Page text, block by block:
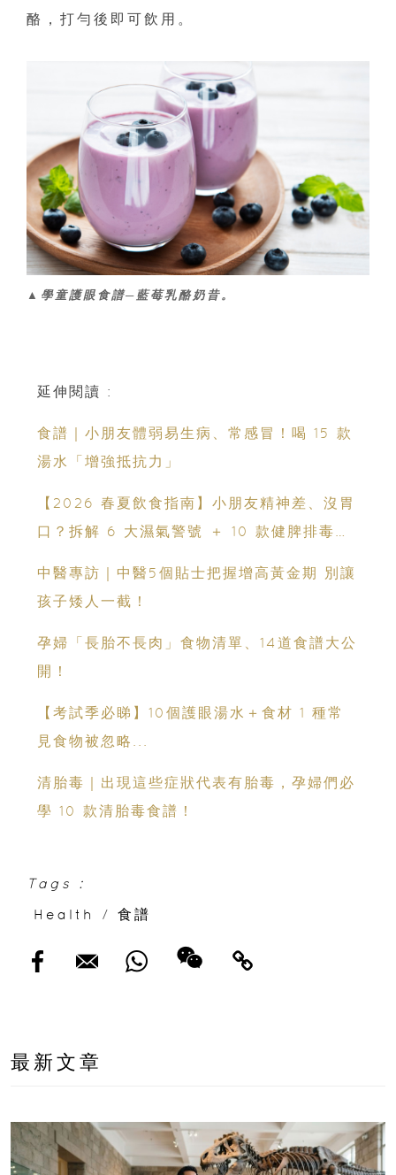
酪，打勻後即可飲用。
▲學童護眼食譜─藍莓乳酪奶昔。
延伸閱讀 :
食譜｜小朋友體弱易生病、常感冒！喝 15 款
湯水「增強抵抗力」
【2026 春夏飲食指南】小朋友精神差、沒胃
口？拆解 6 大濕氣警號 ＋ 10 款健脾排毒祛
中醫專訪｜中醫5個貼士把握增高黃金期 別讓
孩子矮人一截！
孕婦「長胎不長肉」食物清單、14道食譜大公
開！
【考試季必睇】10個護眼湯水＋食材 1 種常
見食物被忽略...
清胎毒｜出現這些症狀代表有胎毒，孕婦們必
學 10 款清胎毒食譜！
Tags :
Health
/ 食譜
最新文章